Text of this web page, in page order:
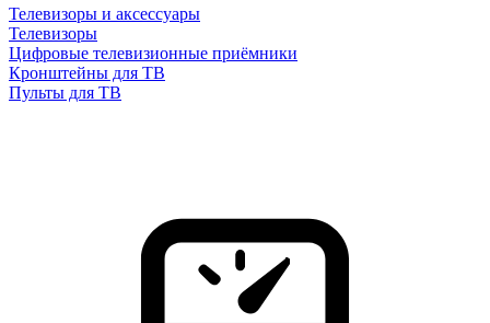
Телевизоры и аксессуары
Телевизоры
Цифровые телевизионные приёмники
Кронштейны для ТВ
Пульты для ТВ